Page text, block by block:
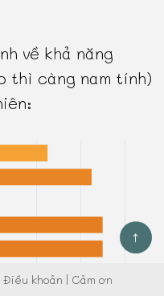
về khả năng
thì càng nam tính)
↑
Điều khoản | Cảm ơn